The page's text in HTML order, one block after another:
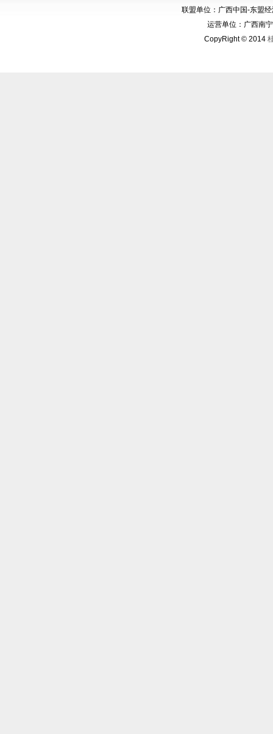
联盟单位：广西中国-东盟
运营单位：广西南
CopyRight © 2014